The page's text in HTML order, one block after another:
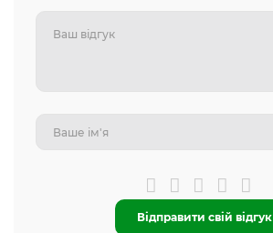
Відправити свій відгук